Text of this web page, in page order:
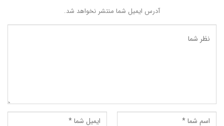
آدرس ایمیل شما منتشر نخواهد شد.